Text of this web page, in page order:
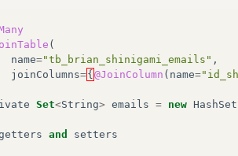
(
name="tb_brian_shinigami_emails" ,
joinColumns={@JoinColumn ( name=
Set<String> emails = new HashSet
and
setters